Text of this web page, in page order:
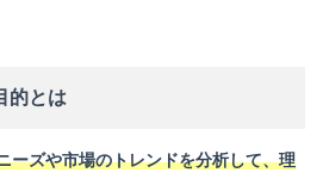
的とは
ーズや市場のトレンドを分析して、理